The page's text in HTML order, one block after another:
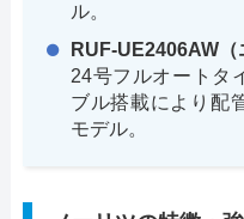
ル。
RUF-UE2406AW（
24号フルオートタ
ブル搭載により配
モデル。